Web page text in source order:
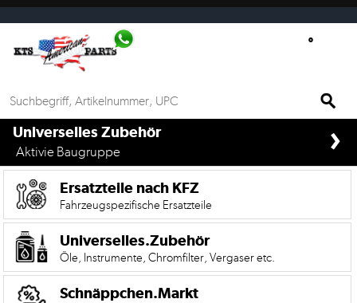
nach
KFZ
Universelles
Anfrage
&
Kontaktformular
Garage
Carport
Die
Mobile
Version
if%> >
Universelles Zubehör
Aktivie Baugruppe ›
Ersatzteile nach KFZ
Fahrzeugspezifische Ersatzteile
Universelles.Zubehör
Öle, Instrumente, Chromfilter, Vergaser etc.
Schnäppchen.Markt